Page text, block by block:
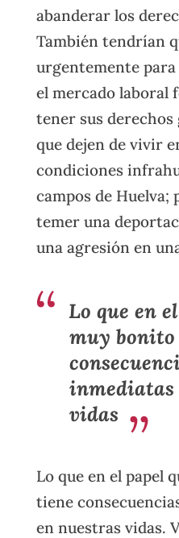
abanderar los
También tendrían
urgentemente para
el mercado laboral
tener sus
que dejen de vivir
condiciones
campos de Huelva;
temer una
una agresión en
Lo que en
muy
inmediatas
vidas
Lo que en el papel
tiene
en nuestras vidas.